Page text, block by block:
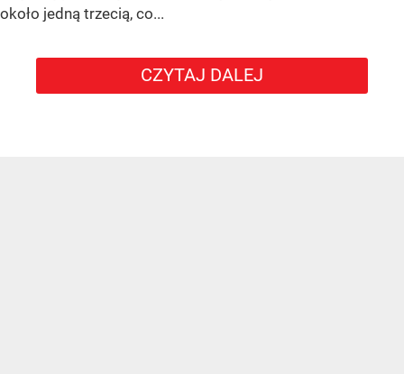
około jedną trzecią, co...
CZYTAJ DALEJ